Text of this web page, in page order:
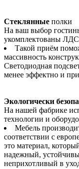
Стеклянные полки
На ваш выбор
укомплектованы
Такой приём
массивность
Светодиодная
менее эффектно и
Экологически
На нашей фабрике
технологии и
Мебель
соответствии с
это материал,
надежный,
неприхотливый в